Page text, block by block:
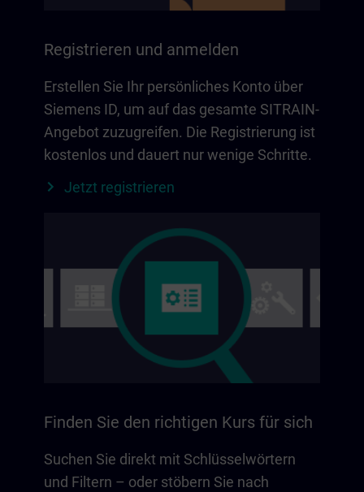
Registrieren und anmelden
Erstellen Sie Ihr persönliches Konto über
Siemens ID, um auf das gesamte SITRAIN-
Angebot zuzugreifen. Die Registrierung ist
kostenlos und dauert nur wenige Schritte.
Jetzt registrieren
Finden Sie den richtigen Kurs für sich
Suchen Sie direkt mit Schlüsselwörtern
und Filtern – oder stöbern Sie nach